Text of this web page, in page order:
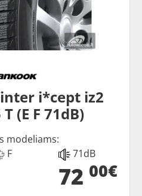
i*cept iz2
(E F 71dB)
modeliams:
F 71dB
72 00€